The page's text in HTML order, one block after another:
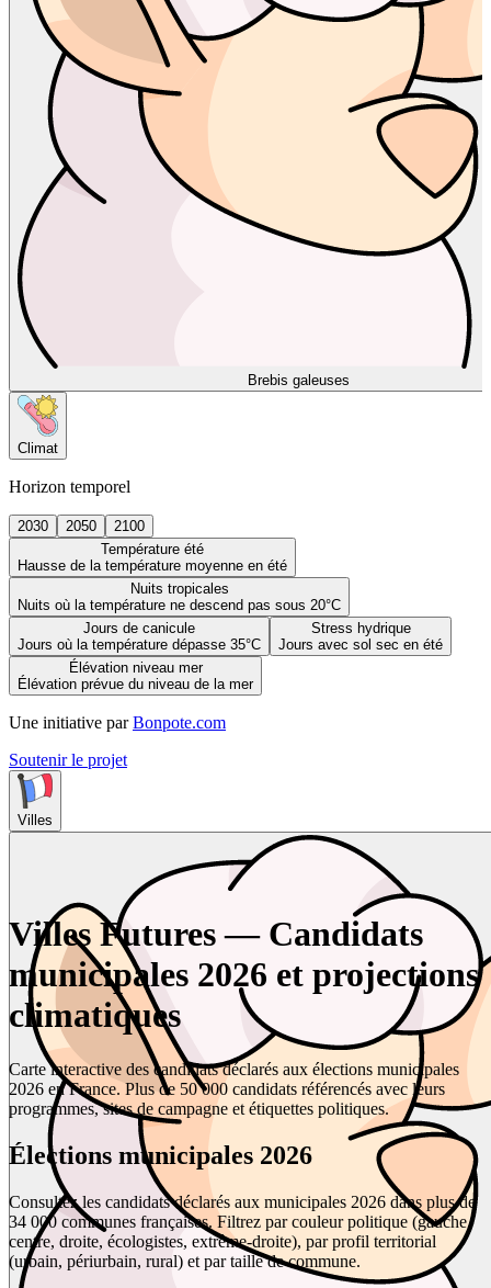
Brebis galeuses
Climat
Horizon temporel
2030 2050
2100
Température été
Hausse de la température moyenne en été
Nuits tropicales
Nuits où la température ne descend pas sous 20°C
Jours de canicule
Jours où la température dépasse 35°C
Stress hydrique
Jours avec sol sec en été
Élévation niveau mer
Élévation prévue du niveau de la mer
Une initiative par Bonpote.com
Soutenir le projet
Villes
Villes Futures — Candidats
municipales 2026 et projections
climatiques
Carte interactive des candidats déclarés aux élections municipales
2026 en France. Plus de 50 000 candidats référencés avec leurs
programmes, sites de campagne et étiquettes politiques.
Élections municipales 2026
Consultez les candidats déclarés aux municipales 2026 dans plus de
34 000 communes françaises. Filtrez par couleur politique (gauche,
centre, droite, écologistes, extrême-droite), par profil territorial
(urbain, périurbain, rural) et par taille de commune.